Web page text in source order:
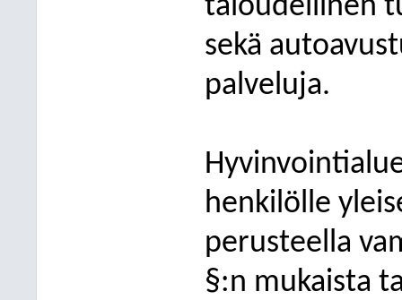
taloudellinen
sekä
palveluja.
henkilölle
perusteella
§:n mukaista